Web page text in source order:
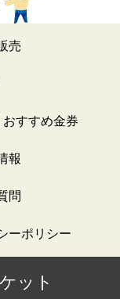
売
おすすめ金券
報
問
ーポリシー
ット